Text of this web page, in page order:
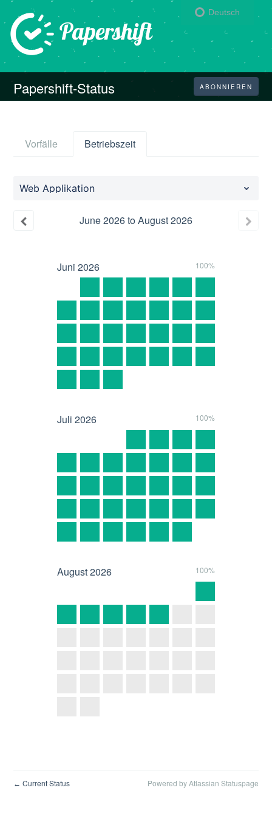
Papershift-Status ABONNIEREN
Vorfälle Betriebszeit
Web Applikation
June2026toAugust2026
Juni 2026 100%
Juli 2026 100%
August2026 100%
← Current Status Powered by Atlassian Statuspage
Deutsch